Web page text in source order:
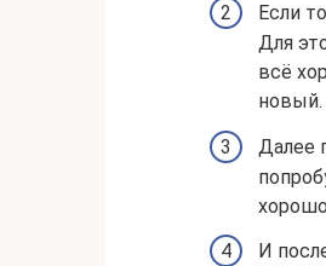
Если
Для
всё
новый.
Далее
И